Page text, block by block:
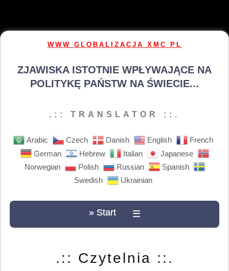
WWW GLOBALIZACJA XMC PL
ZJAWISKA ISTOTNIE WPŁYWAJĄCE NA
POLITYKĘ PAŃSTW NA ŚWIECIE...
.:: TRANSLATOR ::.
Arabic Czech Danish English
French
German
Hebrew Italian
Japanese
Norwegian
Polish Russian
Spanish
Swedish
Ukrainian
» Start ☰
.:: Czytelnia ::.